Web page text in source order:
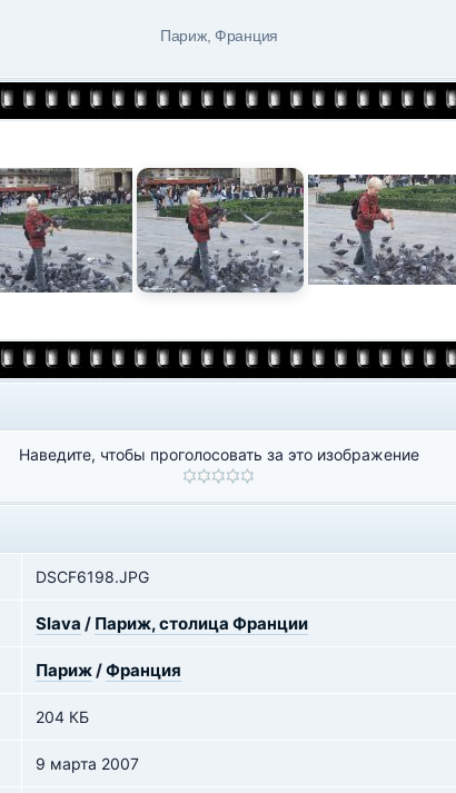
Париж, Франция
Наведите, чтобы проголосовать за это изображение
DSCF6198.JPG
Slava / Париж, столица Франции
Париж/Франция
204 КБ
9 марта 2007